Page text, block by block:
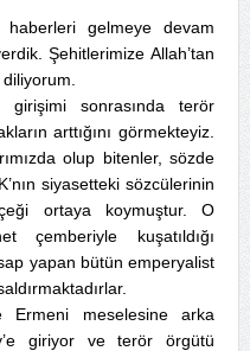
gelmeye devam
Şehitlerimize Allah’tan
sonrasında terör
arttığını görmekteyiz.
olup bitenler, sözde
siyasetteki sözcülerinin
ortaya koymuştur. O
çemberiyle kuşatıldığı
yapan bütün emperyalist
Ermeni meselesine arka
giriyor ve terör örgütü